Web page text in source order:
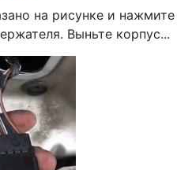
на рисунке и нажмите
Выньте корпус...